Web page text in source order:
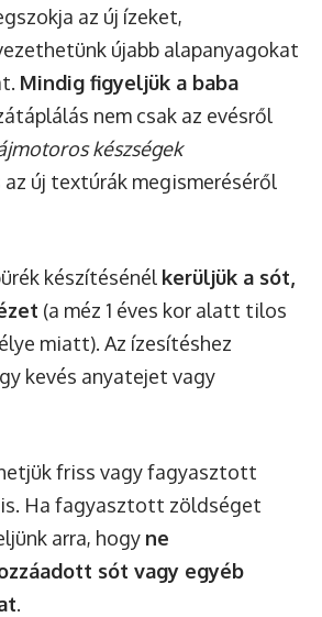
az új ízeket,
újabb alapanyagokat
Mindig figyeljük a baba
nem csak az evésről
készségek
új textúrák megismeréséről
készítésénél kerüljük a sót,
(a méz 1 éves kor alatt tilos
miatt). Az ízesítéshez
kevés anyatejet vagy
friss vagy fagyasztott
Ha fagyasztott zöldséget
arra, hogy ne
sót vagy egyéb
.